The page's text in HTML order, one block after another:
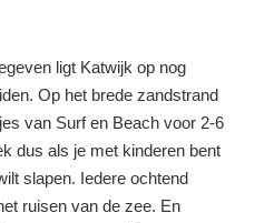
ligt Katwijk op nog
Op het brede zandstrand
van Surf en Beach voor 2-6
dus als je met kinderen bent
slapen. Iedere ochtend
ruisen van de zee. En